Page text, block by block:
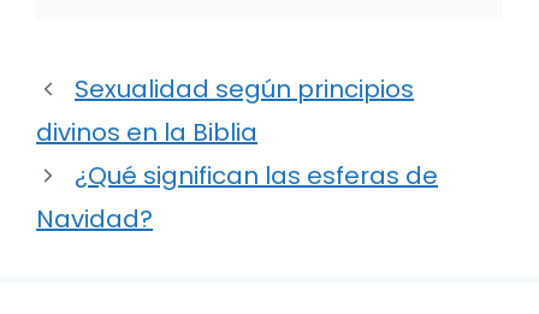
Sexualidad según principios
divinos en la Biblia
¿Qué significan las esferas de
Navidad?